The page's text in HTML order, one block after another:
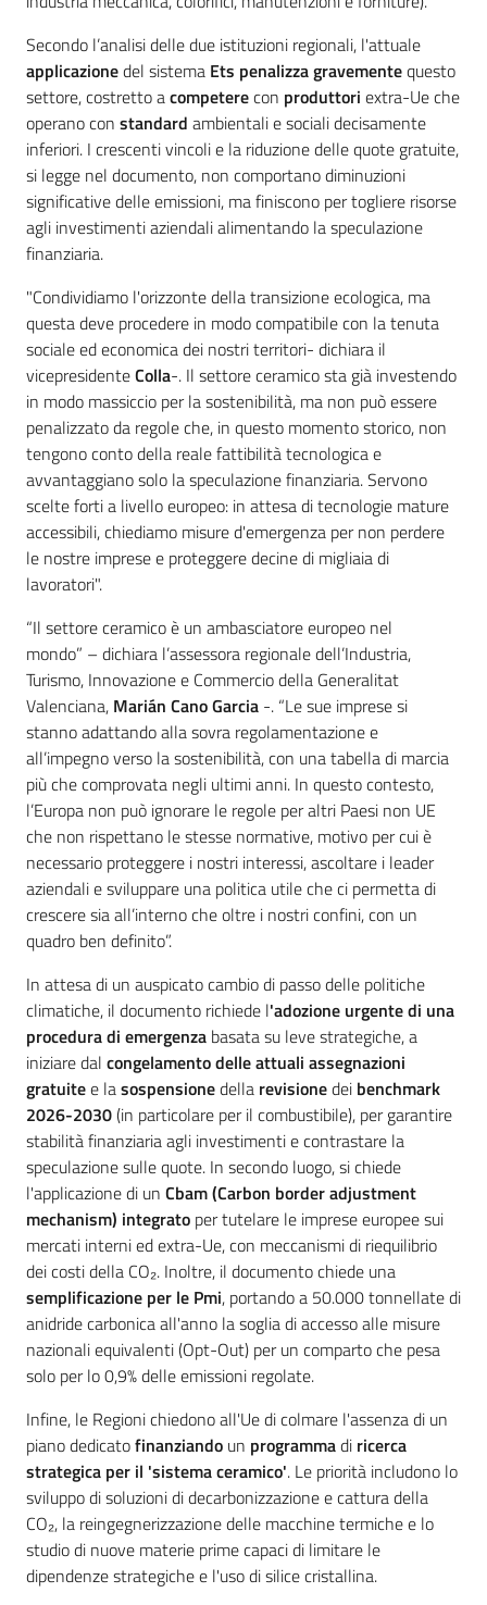
Secondo l’analisi delle due istituzioni regionali, l'attuale
applicazionedel sistema Ets penalizzagravementequesto
settore, costretto acompeterecon produttori extra-Ue che
operano con standard ambientali e sociali decisamente
inferiori. I crescenti vincoli e la riduzione delle quote gratuite,
si legge nel documento, non comportano diminuzioni
significative delle emissioni, ma finiscono per togliere risorse
agli investimenti aziendali alimentando la speculazione
finanziaria.
"Condividiamo l'orizzonte della transizione ecologica, ma
questa deve procedere in modo compatibile con la tenuta
sociale ed economica dei nostri territori- dichiara il
vicepresidenteColla-. Il settore ceramico sta già investendo
in modo massiccio per la sostenibilità, ma non può essere
penalizzato da regole che, in questo momento storico, non
tengono conto della reale fattibilità tecnologica e
avvantaggiano solo la speculazione finanziaria. Servono
scelte forti a livello europeo: in attesa di tecnologie mature
accessibili, chiediamo misure d'emergenza per non perdere
le nostre imprese e proteggere decine di migliaia di
lavoratori".
“Il settore ceramico è un ambasciatore europeo nel
mondo” – dichiara l’assessora regionale dell’Industria,
Turismo, Innovazione e Commercio della Generalitat
Valenciana, Marián Cano Garcia -. “Le sue imprese si
stanno adattando alla sovra regolamentazione e
all’impegno verso la sostenibilità, con una tabella di marcia
più che comprovata negli ultimi anni. In questo contesto,
l’Europa non può ignorare le regole per altri Paesi non UE
che non rispettano le stesse normative, motivo per cui è
necessario proteggere i nostri interessi, ascoltare i leader
aziendali e sviluppare una politica utile che ci permetta di
crescere sia all’interno che oltre i nostri confini, con un
quadro ben definito”.
In attesa di un auspicato cambio di passo delle politiche
climatiche, il documento richiede l'adozione urgente di una
procedura di emergenza basata su leve strategiche, a
iniziare dal congelamento delle attuali assegnazioni
gratuitee lasospensionedella revisionedei benchmark
2026-2030(in particolare per il combustibile), per garantire
stabilità finanziaria agli investimenti e contrastare la
speculazione sulle quote. In secondo luogo, si chiede
l'applicazione di un Cbam (Carbon border adjustment
mechanism) integrato per tutelare le imprese europee sui
mercati interni ed extra-Ue, con meccanismi di riequilibrio
dei costi della CO₂. Inoltre, il documento chiede una
semplificazione per le Pmi, portando a 50.000 tonnellate di
anidride carbonica all'anno la soglia di accesso alle misure
nazionali equivalenti (Opt-Out) per un comparto che pesa
solo per lo 0,9% delle emissioni regolate.
Infine, le Regioni chiedono all'Ue di colmare l'assenza di un
piano dedicatofinanziando un programmadi ricerca
strategica per il 'sistema ceramico'. Le priorità includono lo
sviluppo di soluzioni di decarbonizzazione e cattura della
CO₂, la reingegnerizzazione delle macchine termiche e lo
studio di nuove materie prime capaci di limitare le
dipendenze strategiche e l'uso di silice cristallina.